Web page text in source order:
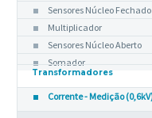
Sensores Núcleo Fechado
Multiplicador
Sensores Núcleo Aberto
Somador
Transformadores
Corrente - Medição